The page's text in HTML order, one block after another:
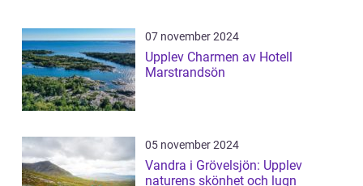
07 november 2024
Upplev Charmen av Hotell
Marstrandsön
05 november 2024
Vandra i Grövelsjön: Upplev
naturens skönhet och lugn